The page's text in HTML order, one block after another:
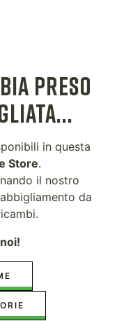
PRESO
in questa
Store.
il nostro
da